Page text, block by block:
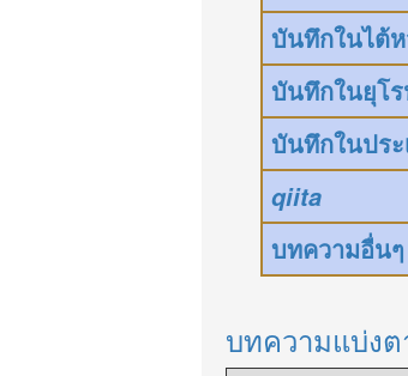
บันทึกในไต้
บันทึกในยุโ
บันทึกในปร
qiita
บทความอื่นๆ
บทความแบ่ง